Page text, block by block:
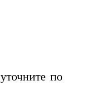
уточните по